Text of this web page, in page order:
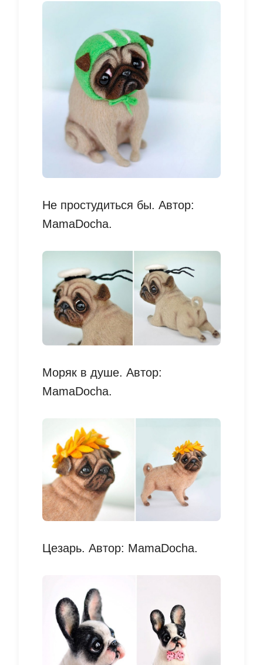
Не простудиться бы. Автор:
MamaDocha.
Моряк в душе. Автор:
MamaDocha.
Цезарь. Автор: MamaDocha.